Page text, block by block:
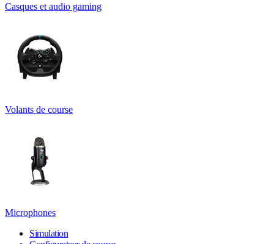
Casques et audio gaming
Volants de course
Microphones
Simulation